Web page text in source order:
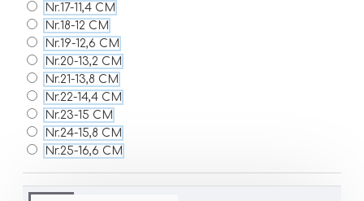
Nr.17-11,4 CM
Nr.18-12 CM
Nr.19-12,6 CM
Nr.20-13,2 CM
Nr.21-13,8 CM
Nr.22-14,4 CM
Nr.23-15 CM
Nr.24-15,8 CM
Nr.25-16,6 CM